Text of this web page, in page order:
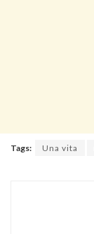
Tags: Una vita